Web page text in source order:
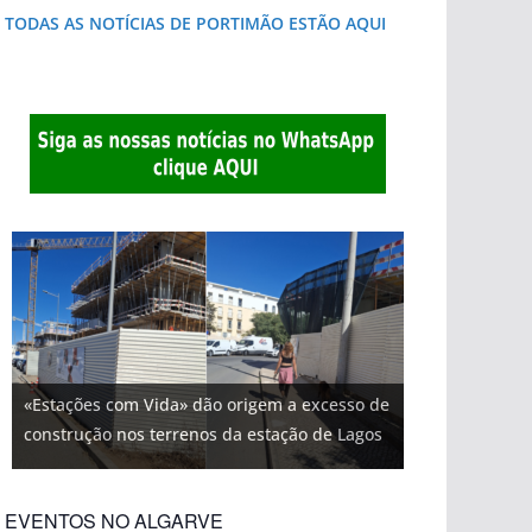
TODAS AS NOTÍCIAS DE PORTIMÃO ESTÃO AQUI
«Estações com Vida» dão origem a excesso de
construção nos terrenos da estação de Lagos
EVENTOS NO ALGARVE